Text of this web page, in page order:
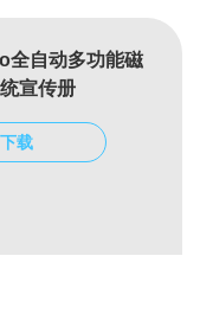
自动多功能磁
宣传册
载